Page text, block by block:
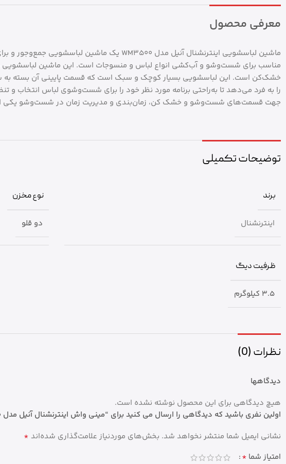
معرفی محصول
مناسب برای شست‌و‌شو و آب‌کشی انواع لباس و منسوجات است. این ماشین لباسشویی
خشک‌کن است. این لباسشویی بسیار کوچک و سبک است که قسمت پایینی آن بسته به
را به فرد می‌دهد تا به‌راحتی برنامه مورد نظر خود را برای شست‌وشوی لباس انتخاب
جهت قسمت‌های شست‌وشو و خشک کن، زمان‌بندی و مدیریت زمان در شست‌وشو یکی
توضیحات تکمیلی
برند
اینترنشنال
نوع مخزن
دو قلو
ظرفیت دیگ
3.5 کیلوگرم
نظرات (0)
دیدگاهها
هیچ دیدگاهی برای این محصول نوشته نشده است.
اولین نفری باشید که دیدگاهی را ارسال می کنید برای “مینی واش اینترنشنال آنیل مدل WM3500 ظرفیت 3.5 کیلوگرم”
نشانی ایمیل شما منتشر نخواهد شد. بخش‌های موردنیاز علامت‌گذاری شده‌اند *
امتیاز شما *